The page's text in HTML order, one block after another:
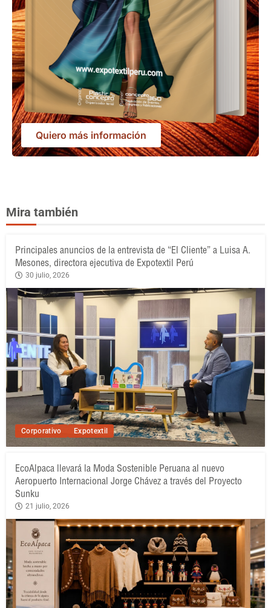
Quiero más información
Mira también
Corporativo Expotextil
Principales anuncios de la entrevista de “El Cliente” a Luisa A.
Mesones, directora ejecutiva de Expotextil Perú
30 julio, 2026
EcoAlpaca llevará la Moda Sostenible Peruana al nuevo
Aeropuerto Internacional Jorge Chávez a través del Proyecto
Sunku
21 julio, 2026